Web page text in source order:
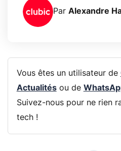
Par Alexandre
Vous êtes un utilisateur de
Actualitésou de
Suivez-nous pour ne rien
tech !